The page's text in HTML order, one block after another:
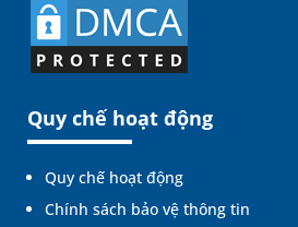
Quy chế hoạt động
Quy chế hoạt động
Chính sách bảo vệ thông tin